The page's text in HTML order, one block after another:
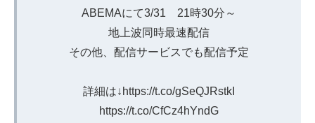
ABEMAにて3/31 21時30分～
地上波同時最速配信
その他、配信サービスでも配信予定
詳細は↓ https://t.co/gSeQJRstkI
https://t.co/CfCz4hYndG